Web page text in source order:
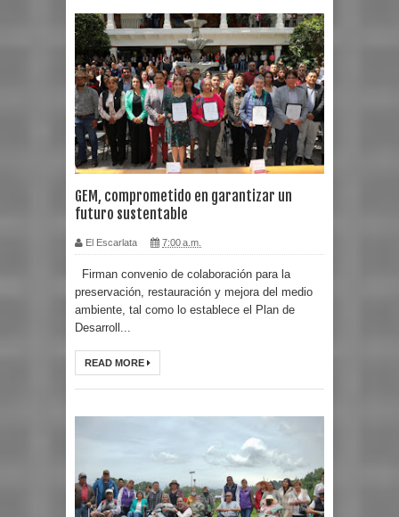
GEM, comprometido en garantizar un
futuro sustentable
El Escarlata 7:00 a.m.
Firman convenio de colaboración para la
preservación, restauración y mejora del medio
ambiente, tal como lo establece el Plan de
Desarroll...
READ MORE